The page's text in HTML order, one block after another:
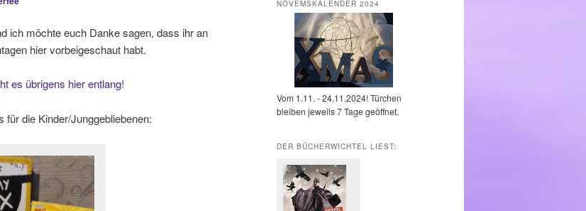
ich möchte euch Danke sagen, dass ihr an
hier vorbeigeschaut habt.
es übrigens hier entlang!
für die Kinder/Junggebliebenen:
NOVEMSKALENDER 2024
Vom 1.11. - 24.11.2024! Türchen
bleiben jeweils 7 Tage geöffnet.
DER BÜCHERWICHTEL LIEST: